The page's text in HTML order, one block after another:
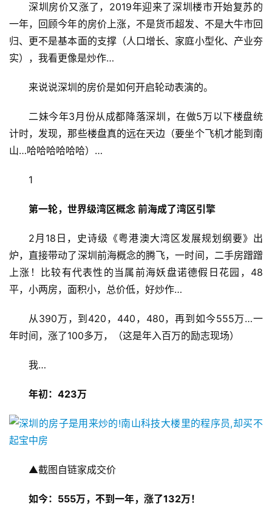
深圳房价又涨了，2019年迎来了深圳楼市开始复苏的
一年，回顾今年的房价上涨，不是货币超发、不是大牛市回
归、更不是基本面的支撑（人口增长、家庭小型化、产业夯
实），我看更像是炒作…
来说说深圳的房价是如何开启轮动表演的。
二妹今年3月份从成都降落深圳，在做5万以下楼盘统
计时，发现，那些楼盘真的远在天边（要坐个飞机才能到南
山…哈哈哈哈哈哈）…
1
第一轮，世界级湾区概念 前海成了湾区引擎
2月18日，史诗级《粤港澳大湾区发展规划纲要》出
炉，直接带动了深圳前海概念的腾飞，一时间，二手房蹭蹭
上涨！比较有代表性的当属前海妖盘诺德假日花园，48
平，小两房，面积小，总价低，好炒作…
从390万，到420，440，480，再到如今555万…一
年时间，涨了100多万，（这是年入百万的励志现场）
我…
年初： 423万
▲截图自链家成交价
如今： 555万 ，不到一年，涨了132万！